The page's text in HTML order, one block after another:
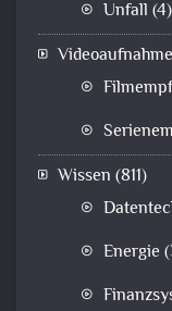
Unfall (4)
Wissen (811)
Energie